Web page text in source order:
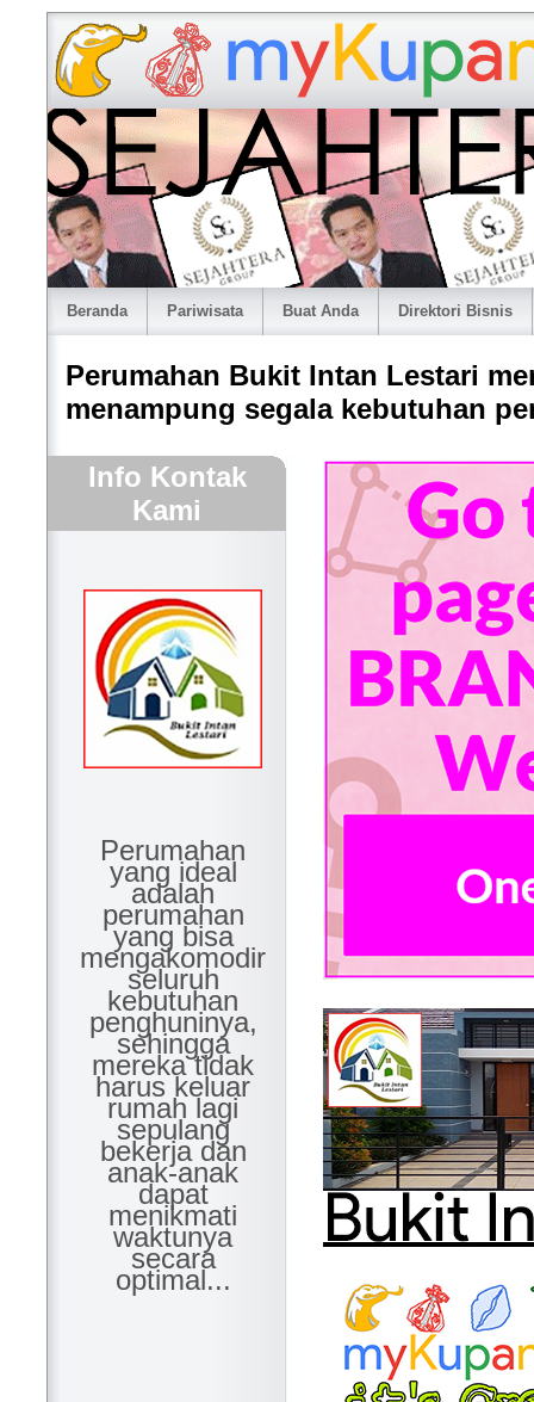
Beranda Pariwisata Buat Anda Direktori Bisnis
Perumahan Bukit Intan Lestari
menampung segala kebutuhan
Info Kontak
Kami
Perumahan
yang ideal
adalah
perumahan
yang bisa
mengakomodir
seluruh
kebutuhan
penghuninya,
sehingga
mereka tidak
harus keluar
rumah lagi
sepulang
bekerja dan
anak-anak
dapat
menikmati
waktunya
secara
optimal...